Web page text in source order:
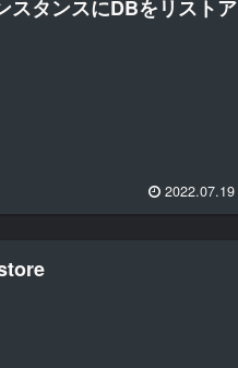
タンスにDBをリストア
2022.07.19